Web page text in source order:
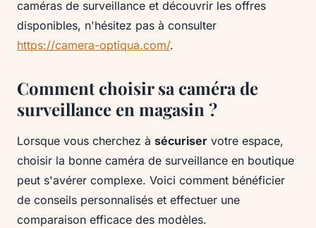
caméras de surveillance et découvrir les offres
disponibles, n'hésitez pas à consulter
https://camera-optiqua.com/.
Comment choisir sa caméra de
surveillance en magasin ?
Lorsque vous cherchez à sécuriser votre espace,
choisir la bonne caméra de surveillance en boutique
peut s'avérer complexe. Voici comment bénéficier
de conseils personnalisés et effectuer une
comparaison efficace des modèles.